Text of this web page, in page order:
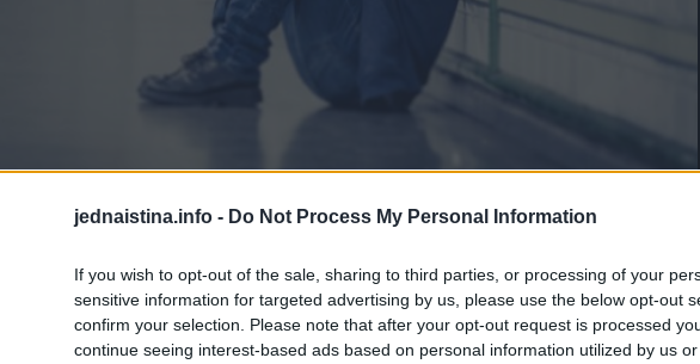
jednaistina.info - Do Not Process My Personal Information
If you wish to opt-out of the sale, sharing to third parties, or processing of your
sensitive information for targeted advertising by us, please use the below opt-out
confirm your selection. Please note that after your opt-out request is processed
continue seeing interest-based ads based on personal information utilized by us
Vrijeme citanja:1min.